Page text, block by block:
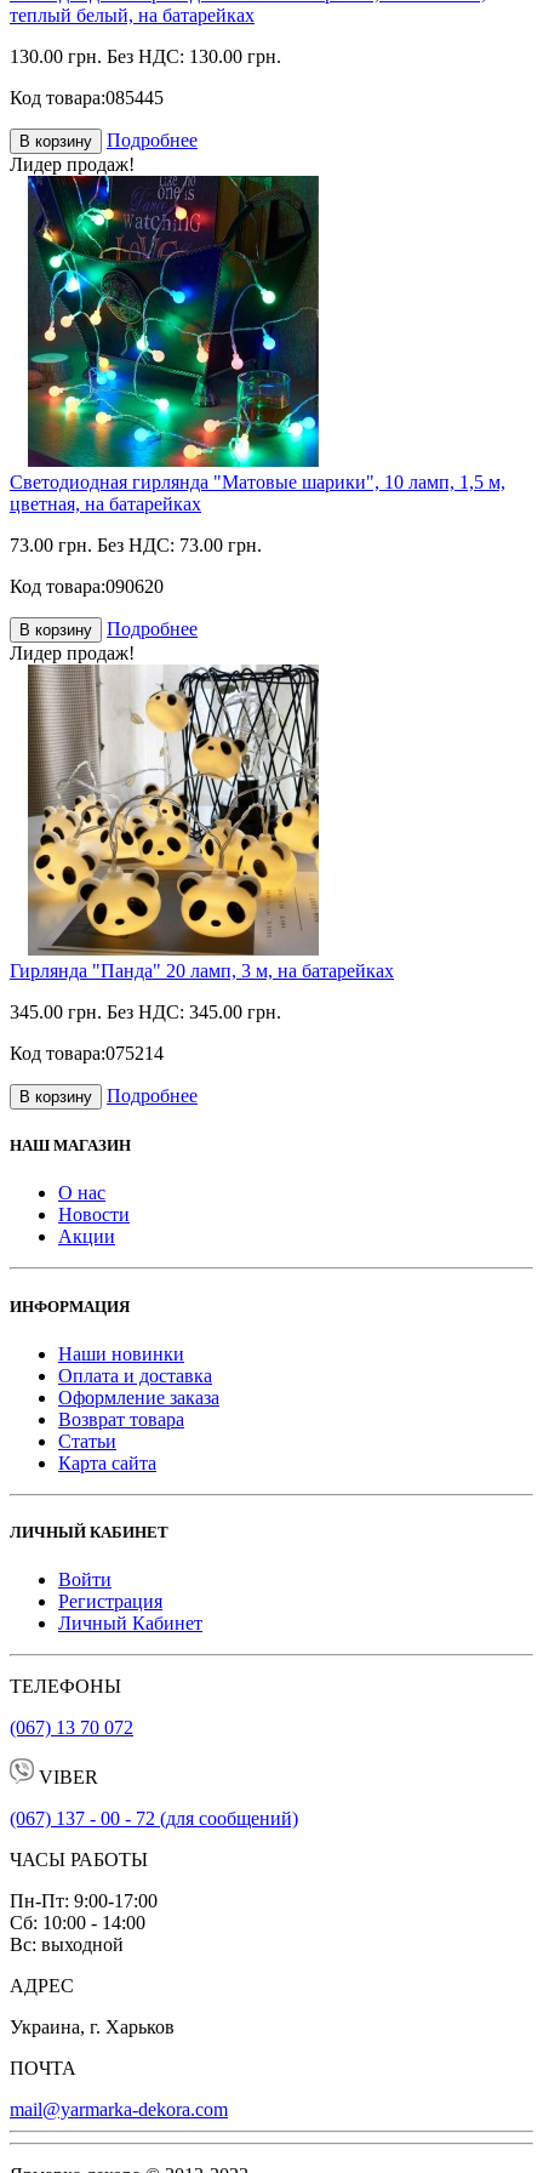
теплый белый, на батарейках
130.00 грн. Без НДС: 130.00 грн.
Код товара:085445
В корзину
Подробнее
Лидер продаж!
Светодиодная гирлянда "Матовые шарики", 10 ламп, 1,5 м,
цветная, на батарейках
73.00 грн. Без НДС: 73.00 грн.
Код товара:090620
В корзину
Подробнее
Лидер продаж!
Гирлянда "Панда" 20 ламп, 3 м, на батарейках
345.00 грн. Без НДС: 345.00 грн.
Код товара:075214
В корзину Подробнее
НАШ МАГАЗИН
О нас
Новости
Акции
ИНФОРМАЦИЯ
Наши новинки
Оплата и доставка
Оформление заказа
Возврат товара
Статьи
Карта сайта
ЛИЧНЫЙ КАБИНЕТ
Войти
Регистрация
Личный Кабинет
ТЕЛЕФОНЫ
(067) 13 70 072
VIBER
(067) 137 - 00 - 72 (для сообщений)
ЧАСЫ РАБОТЫ
Пн-Пт: 9:00-17:00
Сб: 10:00 - 14:00
Вс: выходной
АДРЕС
Украина, г. Харьков
ПОЧТА
mail@yarmarka-dekora.com